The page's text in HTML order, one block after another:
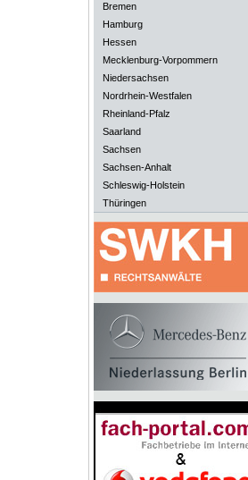
Bremen
Hamburg
Hessen
Mecklenburg-Vorpommern
Niedersachsen
Nordrhein-Westfalen
Rheinland-Pfalz
Saarland
Sachsen
Sachsen-Anhalt
Schleswig-Holstein
Thüringen